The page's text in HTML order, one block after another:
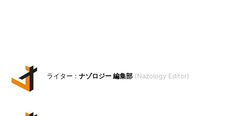
ナゾロジー 編集部 Nazology Editor